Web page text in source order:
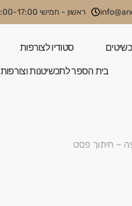
ראשון - חמישי 08:00-17:00
סטודיו לצורפות
בית הספר לתכשיטנות וצורפות
– חיתוך פסט